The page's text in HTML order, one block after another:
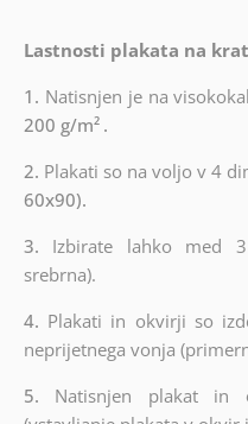
Lastnosti plakata na
1. Natisnjen je na
200 g/m² .
2. Plakati so na voljo v 4
60x90).
3. Izbirate lahko med
srebrna).
4. Plakati in okvirji so
neprijetnega vonja
5. Natisnjen plakat in